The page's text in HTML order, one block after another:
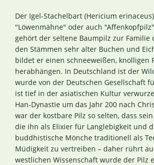
Der Igel-Stachelbart (Hericium
"Löwenmähne" oder auch
gehört der seltene Baumpilz zur
den Stämmen sehr alter Buchen und
bildet er einen schneeweißen, knolligen
herabhängen. In Deutschland ist der
wurde von der Deutschen Gesellschaft
ist tief in der asiatischen Kultur
Han-Dynastie um das Jahr 200 nach
war der kostbare Pilz so selten, dass
die ihn als Elixier für Langlebigkeit und
buddhistische Mönche traditionell als
Müdigkeit zu vertreiben – daher rührt
westlichen Wissenschaft wurde der Pilz